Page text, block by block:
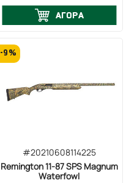
ΑΓΟΡΑ
#20210608114225
Remington 11-87 SPS Magnum
Waterfowl
-9%